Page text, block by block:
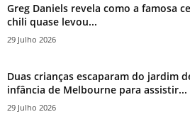
Greg Daniels revela como a famosa
chili quase levou...
29 Julho 2026
Duas crianças escaparam do jardim
infância de Melbourne para assistir...
29 Julho 2026